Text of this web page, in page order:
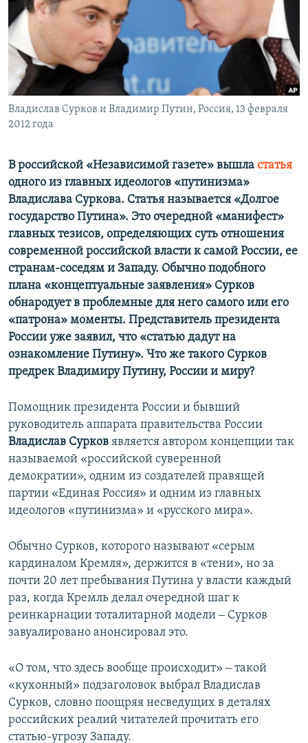
ПОБЕДИТЕЛЕЙ НЕ СУДЯТ?
КРЫМ.НЕПОКОРЕННЫЙ
ELIFBE
УКРАИНСКАЯ ПРОБЛЕМА КРЫМА
ПРИСОЕДИНЯЙТЕСЬ!
Все сайты RFE/RL
Владислав Сурков и Владимир Путин, Россия, 13 февраля
2012 года
В российской «Независимой газете» вышла статья
одного из главных идеологов «путинизма»
Владислава Суркова. Статья называется «Долгое
государство Путина». Это очередной «манифест»
главных тезисов, определяющих суть отношения
современной российской власти к самой России, ее
странам-соседям и Западу. Обычно подобного
плана «концептуальные заявления» Сурков
обнародует в проблемные для него самого или его
«патрона» моменты. Представитель президента
России уже заявил, что «статью дадут на
ознакомление Путину». Что же такого Сурков
предрек Владимиру Путину, России и миру?
Помощник президента России и бывший
руководитель аппарата правительства России
Владислав Сурков является автором концепции так
называемой «российской суверенной
демократии», одним из создателей правящей
партии «Единая Россия» и одним из главных
идеологов «путинизма» и «русского мира».
Обычно Сурков, которого называют «серым
кардиналом Кремля», держится в «тени», но за
почти 20 лет пребывания Путина у власти каждый
раз, когда Кремль делал очередной шаг к
реинкарнации тоталитарной модели ‒ Сурков
завуалировано анонсировал это.
«О том, что здесь вообще происходит» ‒ такой
«кухонный» подзаголовок выбрал Владислав
Сурков, словно поощряя несведущих в деталях
российских реалий читателей прочитать его
статью-угрозу Западу.